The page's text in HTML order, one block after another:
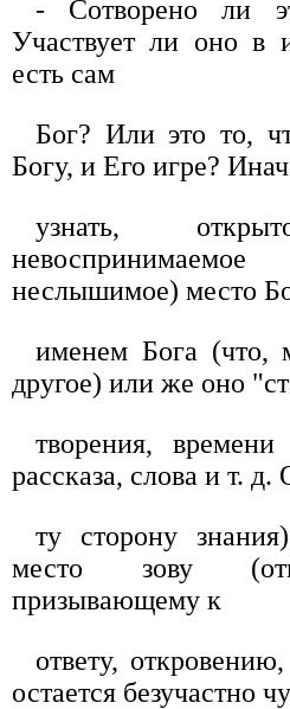
- Сотворено ли
Участвует ли оно в
есть сам
Бог? Или это то,
Богу, и Его игре?
узнать,
неслышимое) место
именем Бога (что,
другое) или же оно
творения,
рассказа, слова и т. д.
ту сторону
место зову
призывающему к
ответу,
остается безучастно